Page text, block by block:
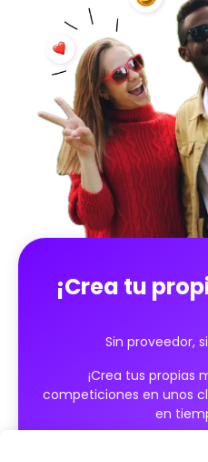
¡Crea tu
Sin proveedor,
¡Crea tus propias
competiciones en unos
en